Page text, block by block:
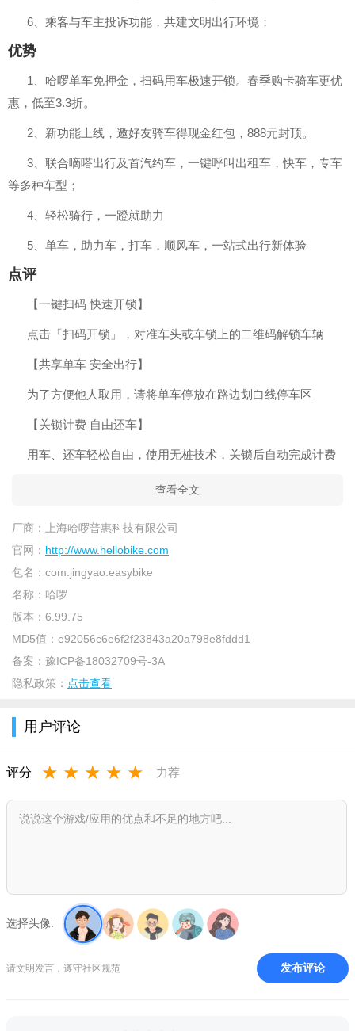
6、乘客与车主投诉功能，共建文明出行环境；
优势
1、哈啰单车免押金，扫码用车极速开锁。春季购卡骑车更优
惠，低至3.3折。
2、新功能上线，邀好友骑车得现金红包，888元封顶。
3、联合嘀嗒出行及首汽约车，一键呼叫出租车，快车，专车
等多种车型；
4、轻松骑行，一蹬就助力
5、单车，助力车，打车，顺风车，一站式出行新体验
点评
【一键扫码 快速开锁】
点击「扫码开锁」，对准车头或车锁上的二维码解锁车辆
【共享单车 安全出行】
为了方便他人取用，请将单车停放在路边划白线停车区
【关锁计费 自由还车】
用车、还车轻松自由，使用无桩技术，关锁后自动完成计费
查看全文
厂商：
上海哈啰普惠科技有限公司
官网： http://www.hellobike.com
包名： com.jingyao.easybike
名称： 哈啰
版本： 6.99.75
MD5值： e92056c6e6f2f23843a20a798e8fddd1
备案： 豫ICP备18032709号-3A
隐私政策： 点击查看
用户评论
评分 ★ ★ ★ ★ ★ 力荐
选择头像:
请文明发言，遵守社区规范 发布评论